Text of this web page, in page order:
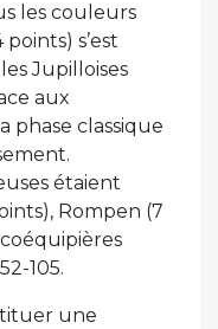
les couleurs
s’est
Jupilloises
aux
phase classique
étaient
Rompen (7
105.
une